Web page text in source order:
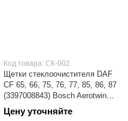
Код товара: СК-002
Щетки стеклоочистителя DAF
CF 65, 66, 75, 76, 77, 85, 86, 87
(3397008843) Bosch Aerotwin
600 мм (дворники) | СК-002
Цену уточняйте